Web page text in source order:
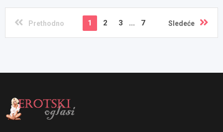
Prethodno 1 2 3 ... 7 Sledeće